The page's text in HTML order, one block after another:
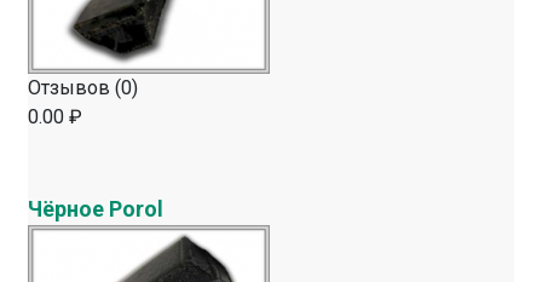
Отзывов (0)
0.00 ₽
Чёрное Porol